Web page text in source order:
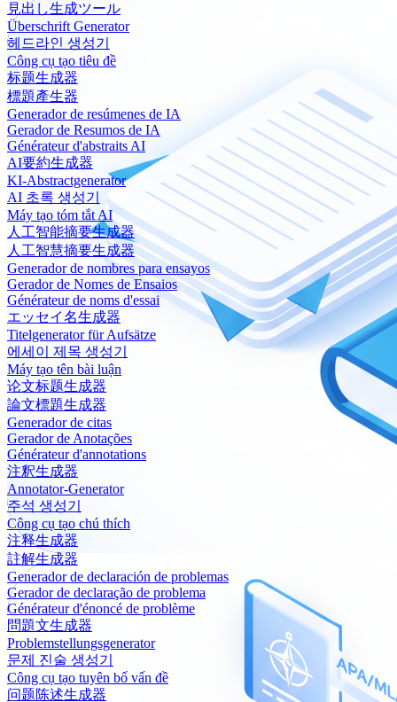
見出し生成ツール
Überschrift Generator
헤드라인 생성기
Công cụ tạo tiêu đề
标题生成器
標題產生器
Generador de resúmenes de IA
Gerador de Resumos de IA
Générateur d'abstraits AI
AI要約生成器
KI-Abstractgenerator
AI 초록 생성기
Máy tạo tóm tắt AI
人工智能摘要生成器
人工智慧摘要生成器
Generador de nombres para ensayos
Gerador de Nomes de Ensaios
Générateur de noms d'essai
エッセイ名生成器
Titelgenerator für Aufsätze
에세이 제목 생성기
Máy tạo tên bài luận
论文标题生成器
論文標題生成器
Generador de citas
Gerador de Anotações
Générateur d'annotations
注釈生成器
Annotator-Generator
주석 생성기
Công cụ tạo chú thích
注释生成器
註解生成器
Generador de declaración de problemas
Gerador de declaração de problema
Générateur d'énoncé de problème
問題文生成器
Problemstellungsgenerator
문제 진술 생성기
Công cụ tạo tuyên bố vấn đề
问题陈述生成器